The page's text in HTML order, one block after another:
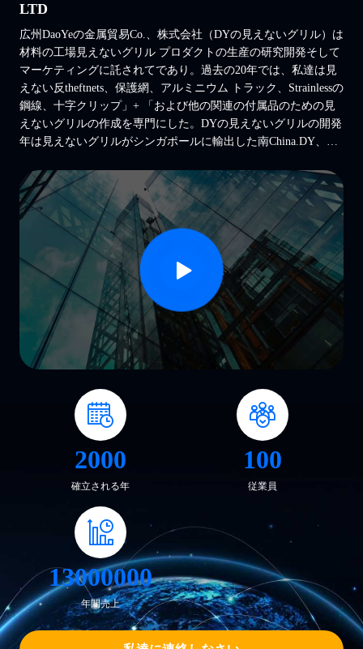
LTD
広州DaoYeの金属貿易Co.、株式会社（DYの見えないグリル）は
材料の工場見えないグリル プロダクトの生産の研究開発そして
マーケティングに託されてであり。過去の20年では、私達は見
えない反theftnets、保護網、アルミニウム トラック、Strainlessの
鋼線、十字クリップ」+ 「および他の関連の付属品のための見
えないグリルの作成を専門にした。DYの見えないグリルの開発
年は見えないグリルがシンガポールに輸出した南China.DY、マ
港、インドネシア、南アメリカおよび"工場+販売」の統合され
た開発モデルを形作る他の国の最も大きく見えないグリルの物
質的な生産の基盤に育った。 DYの見えないグリルは絶えず良
質プロダクトを促進する。私達は絶えず作る内部中心の競争
力、より強いおよびパートナーシップの同盟を増強するために
ある。より多くの商機を作成するためには、私達はだれが完全
な販売サービス ネットワーク「誠意、協同、双方にとって好都
合な」強力な連合形態の形に私達のパートナーでありたいと思
うか歓迎する。私達provice私達の末端の顧客...
2000
確立される年
100
従業員
13000000
年間売上